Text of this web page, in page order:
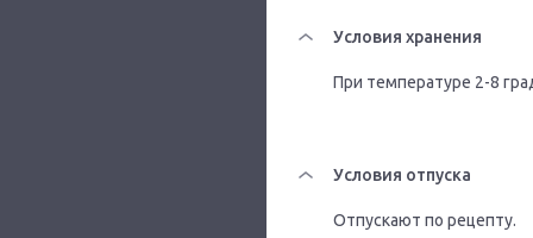
Условия хранения
При температуре 2-8
Условия отпуска
Отпускают по рецепту.